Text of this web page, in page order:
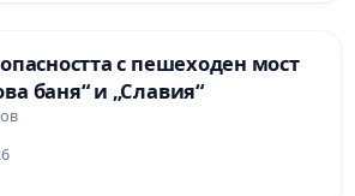
с пешеходен мост
баня“ и „Славия“